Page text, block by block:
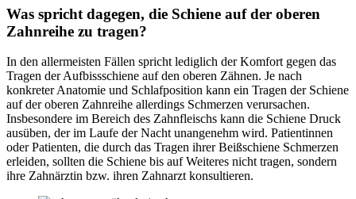
Was spricht dagegen, die Schiene auf der oberen
Zahnreihe zu tragen?
In den allermeisten Fällen spricht lediglich der Komfort gegen das
Tragen der Aufbissschiene auf den oberen Zähnen. Je nach
konkreter Anatomie und Schlafposition kann ein Tragen der Schiene
auf der oberen Zahnreihe allerdings Schmerzen verursachen.
Insbesondere im Bereich des Zahnfleischs kann die Schiene Druck
ausüben, der im Laufe der Nacht unangenehm wird. Patientinnen
oder Patienten, die durch das Tragen ihrer Beißschiene Schmerzen
erleiden, sollten die Schiene bis auf Weiteres nicht tragen, sondern
ihre Zahnärztin bzw. ihren Zahnarzt konsultieren.